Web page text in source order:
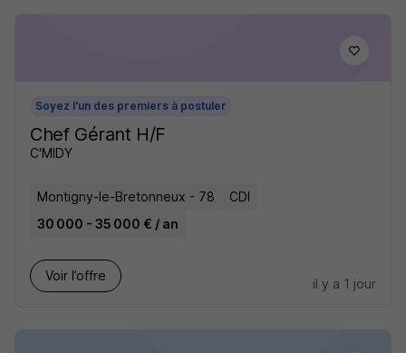
Soyez l'un des premiers à postuler
Chef Gérant H/F
C'MIDY
Montigny-le-Bretonneux - 78
CDI
30 000 - 35 000 € / an
Voir l’offre
il y a 1 jour